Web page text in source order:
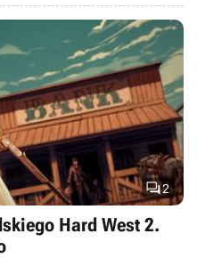
2
Hard West 2.